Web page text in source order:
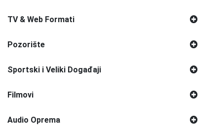
TV & Web Formati
Pozorište
Sportski i Veliki Događaji
Filmovi
Audio Oprema